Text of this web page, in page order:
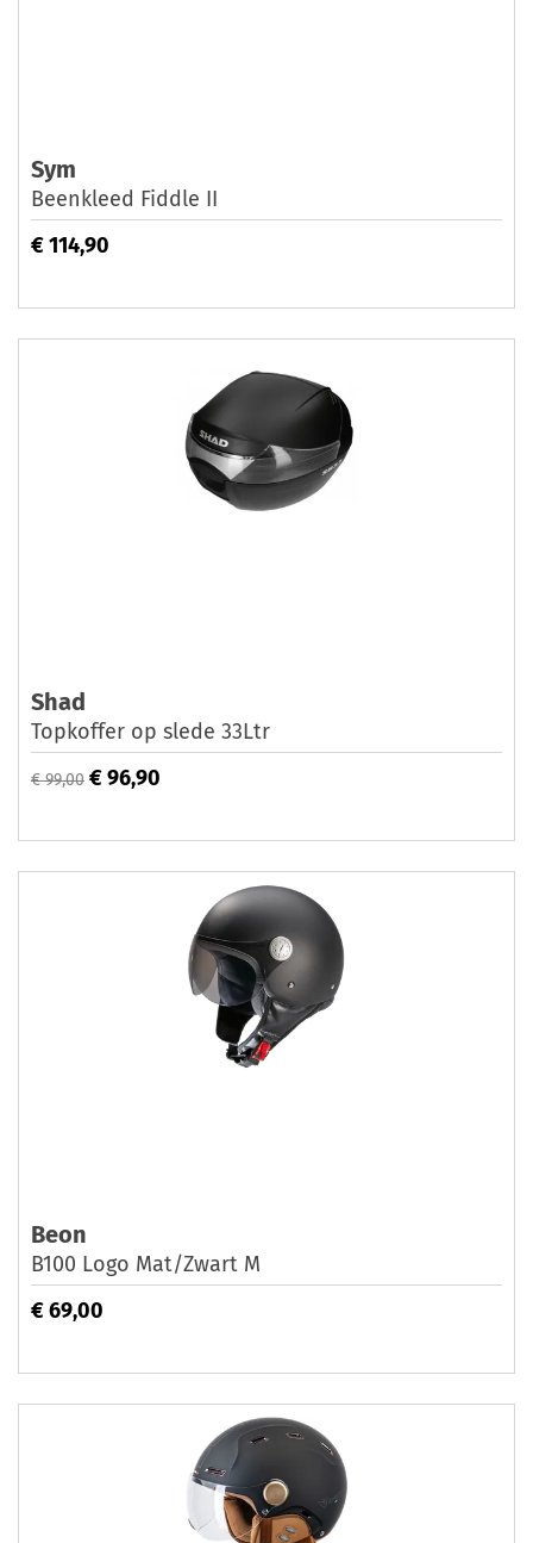
Sym
Beenkleed Fiddle II
€ 114,90
Shad
Topkoffer op slede 33Ltr
€ 99,00 € 96,90
Beon
B100 Logo Mat/Zwart M
€ 69,00